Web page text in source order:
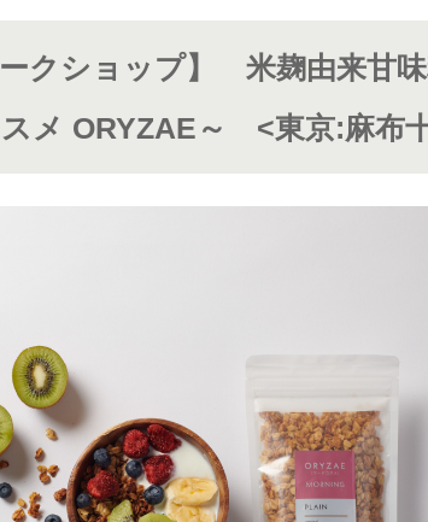
ークショップ】 米麹由来甘
メ ORYZAE～ <東京:麻布